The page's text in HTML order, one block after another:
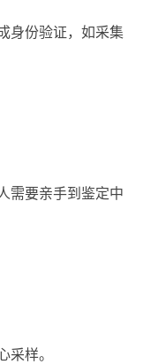
份验证，如采集
要亲手到鉴定中
样。